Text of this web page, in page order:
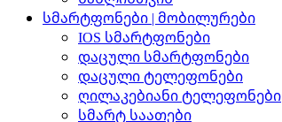
სმარტფონები | მობილურები
IOS სმარტფონები
დაცული სმარტფონები
დაცული ტელეფონები
ღილაკებიანი ტელეფონები
სმარტ საათები